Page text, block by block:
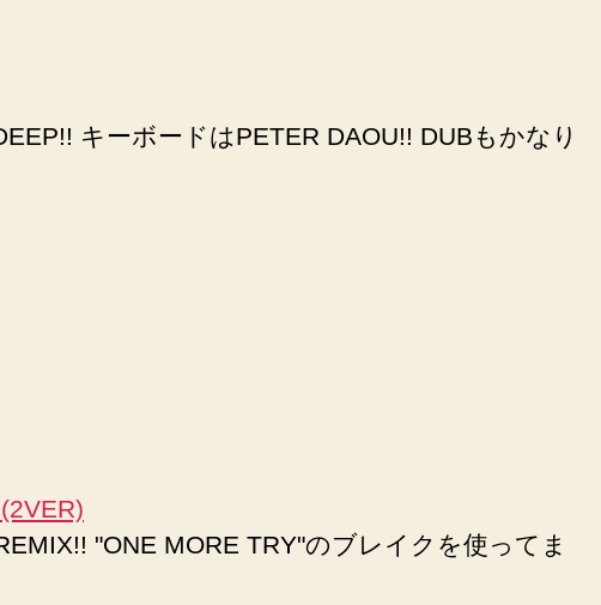
キーボードはPETER DAOU!! DUBもかなり
"ONE MORE TRY"のブレイクを使ってま